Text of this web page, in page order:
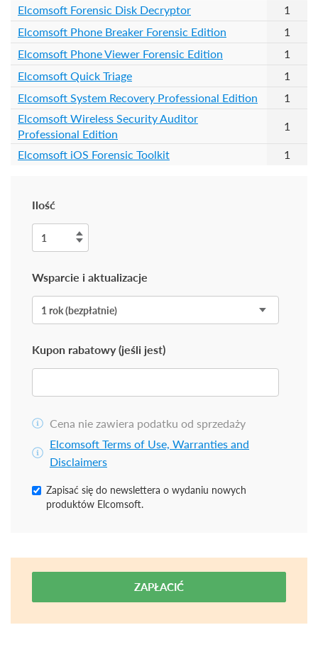
Elcomsoft Forensic Disk Decryptor
1
Elcomsoft Phone Breaker Forensic Edition
1
Elcomsoft Phone Viewer Forensic Edition
1
Elcomsoft Quick Triage
1
Elcomsoft System Recovery Professional Edition
1
Elcomsoft Wireless Security Auditor
Professional Edition
1
Elcomsoft iOS Forensic Toolkit 1
Ilość
Wsparcie i aktualizacje
Kupon rabatowy (jeśli jest)
Cena nie zawiera podatku od sprzedaży
Elcomsoft Terms of Use, Warranties and
Disclaimers
Zapisać się do newslettera o wydaniu nowych
produktów Elcomsoft.
ZAPŁACIĆ